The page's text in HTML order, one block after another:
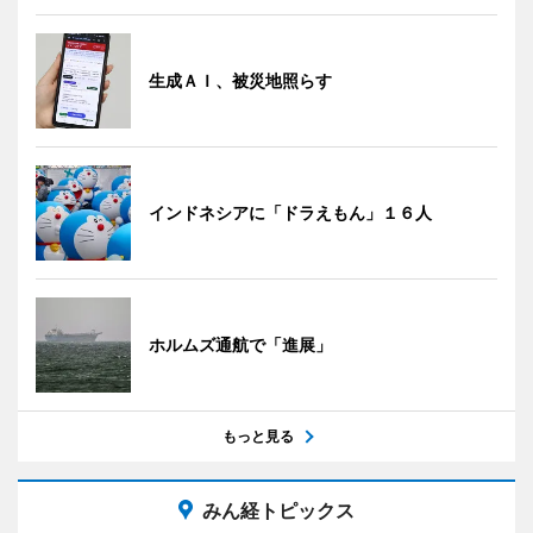
生成ＡＩ、被災地照らす
インドネシアに「ドラえもん」１６人
ホルムズ通航で「進展」
もっと見る
みん経トピックス